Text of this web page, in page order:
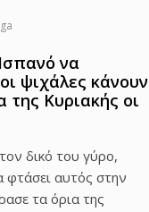
να
ψιχάλες κάνουν
της Κυριακής οι
δικό του γύρο,
φτάσει αυτός στην
τα όρια της